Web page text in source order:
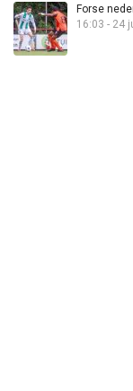
Forse
16:03 - 24